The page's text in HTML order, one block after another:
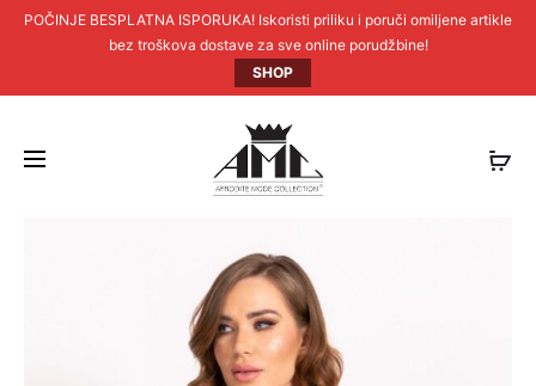
POČINJE BESPLATNA ISPORUKA! Iskoristi priliku i poruči omiljene artikle
bez troškova dostave za sve online porudžbine!
SHOP